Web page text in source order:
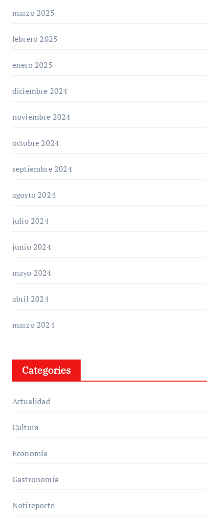
marzo 2025
febrero 2025
enero 2025
diciembre 2024
noviembre 2024
octubre 2024
septiembre 2024
agosto 2024
julio 2024
junio 2024
mayo 2024
abril 2024
marzo 2024
Categories
Actualidad
Cultura
Economía
Gastronomía
Notireporte